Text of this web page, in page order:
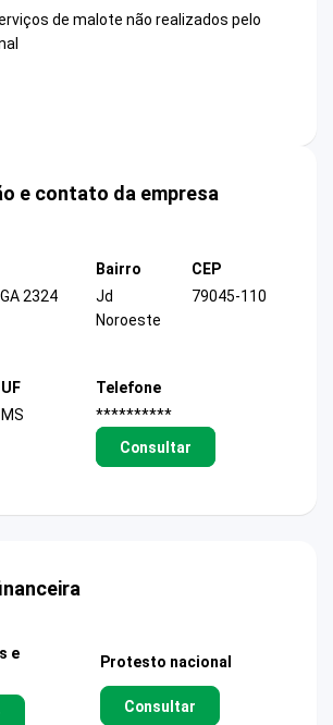
de malote não realizados pelo
e contato da empresa
2324
Bairro
Jd
Noroeste
CEP
79045-110
UF
MS
Telefone
**********
Consultar
e
Protesto nacional
Consultar